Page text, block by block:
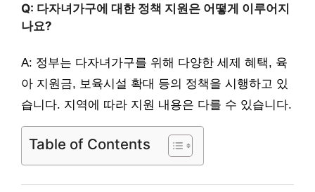
Q: 다자녀가구에 대한 정책 지원은 어떻게 이루어지
나요?
A: 정부는 다자녀가구를 위해 다양한 세제 혜택, 육
아 지원금, 보육시설 확대 등의 정책을 시행하고 있
습니다. 지역에 따라 지원 내용은 다를 수 있습니다.
Table of Contents